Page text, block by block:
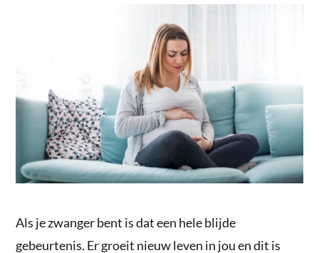
Als je zwanger bent is dat een hele blijde
gebeurtenis. Er groeit nieuw leven in jou en dit is